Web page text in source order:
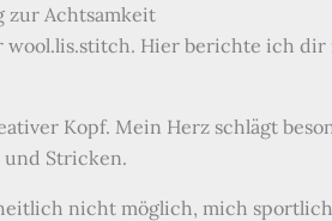
zur Achtsamkeit
wool.lis.stitch. Hier berichte ich
Kopf. Mein Herz schlägt
und Stricken.
nicht möglich, mich